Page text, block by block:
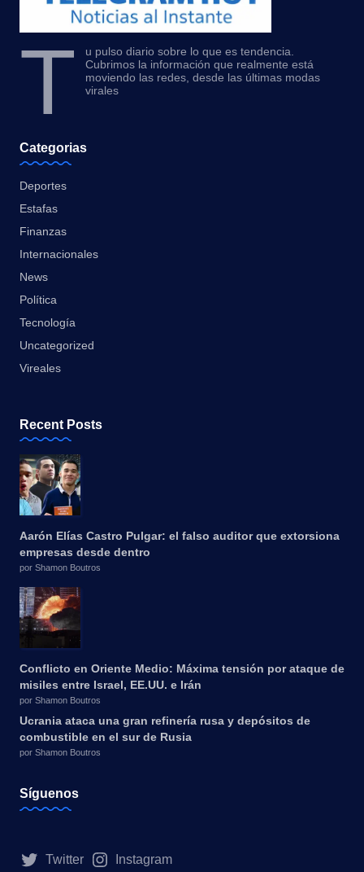
T
u pulso diario sobre lo que es tendencia.
Cubrimos la información que realmente está
moviendo las redes, desde las últimas modas
virales
Categorias
Deportes
Estafas
Finanzas
Internacionales
News
Política
Tecnología
Uncategorized
Vireales
Recent Posts
Aarón Elías Castro Pulgar: el falso auditor que extorsiona
empresas desde dentro
por Shamon Boutros
Conflicto en Oriente Medio: Máxima tensión por ataque de
misiles entre Israel, EE.UU. e Irán
por Shamon Boutros
Ucrania ataca una gran refinería rusa y depósitos de
combustible en el sur de Rusia
por Shamon Boutros
Síguenos
Twitter Instagram